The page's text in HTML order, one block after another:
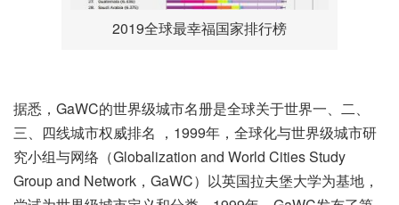
2019全球最幸福国家排行榜
据悉，GaWC的世界级城市名册是全球关于世界一、二、
三、四线城市权威排名 ，1999年，全球化与世界级城市研
究小组与网络（Globalization and World Cities Study
Group and Network，GaWC）以英国拉夫堡大学为基地，